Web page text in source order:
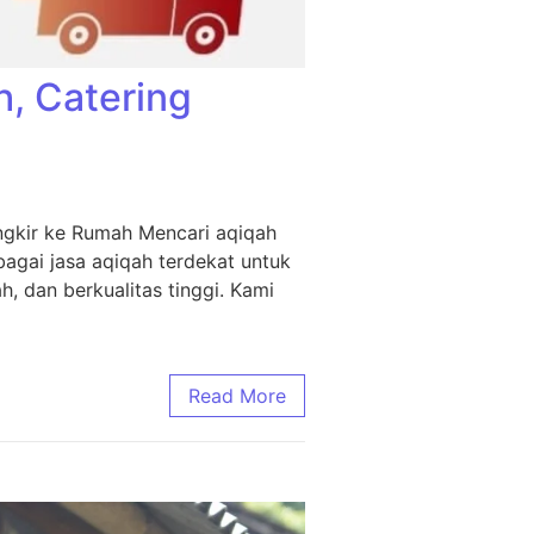
Catering
ke Rumah Mencari aqiqah
jasa aqiqah terdekat untuk
dan berkualitas tinggi. Kami
Read More